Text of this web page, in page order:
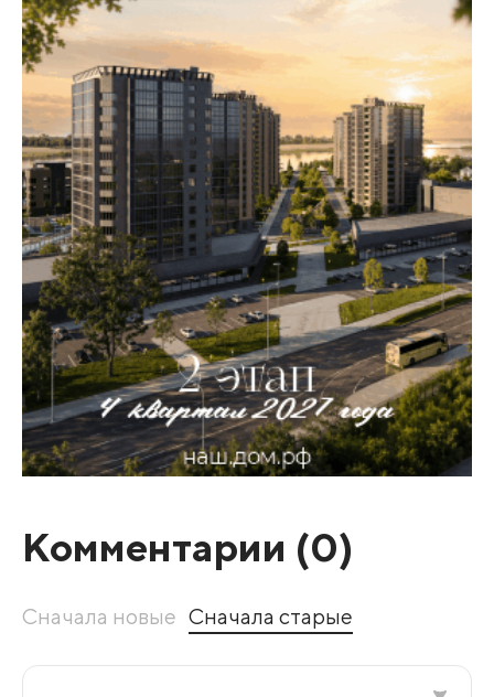
Комментарии (0)
Сначала новые Сначала старые